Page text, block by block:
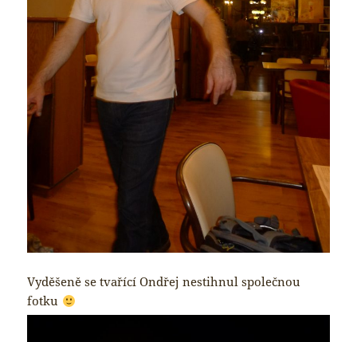
Vyděšeně se tvařící Ondřej nestihnul společnou
fotku